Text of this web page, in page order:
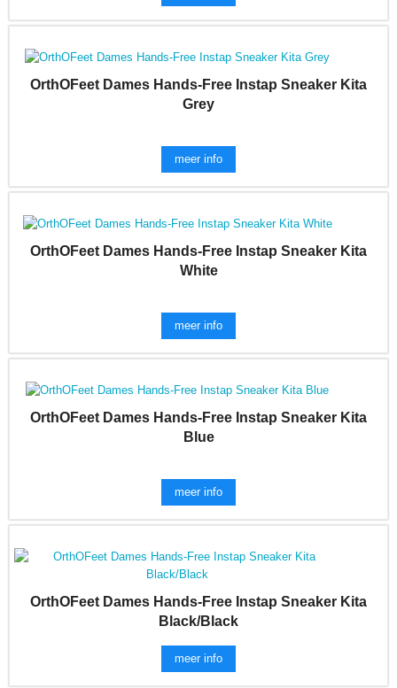
OrthOFeet Dames Hands-Free Instap Sneaker Kita
Grey
meer info
OrthOFeet Dames Hands-Free Instap Sneaker Kita
White
meer info
OrthOFeet Dames Hands-Free Instap Sneaker Kita
Blue
meer info
OrthOFeet Dames Hands-Free Instap Sneaker Kita
Black/Black
meer info